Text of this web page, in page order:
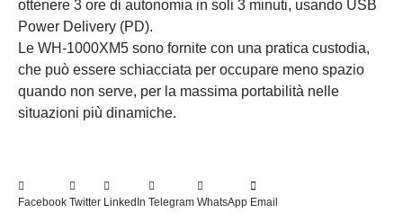
ottenere 3 ore di autonomia in soli 3 minuti, usando USB
Power Delivery (PD).
Le WH-1000XM5 sono fornite con una pratica custodia,
che può essere schiacciata per occupare meno spazio
quando non serve, per la massima portabilità nelle
situazioni più dinamiche.
Facebook Twitter LinkedIn Telegram WhatsApp Email